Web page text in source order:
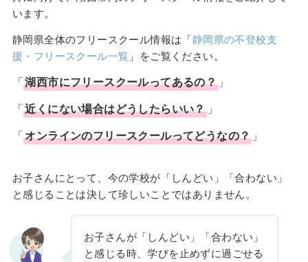
います。
静岡県全体のフリースクール情報は「静岡県の不登校支
援・フリースクール一覧 」をご覧ください。
「湖西市にフリースクールってあるの？ 」
「近くにない場合はどうしたらいい？」
「オンラインのフリースクールってどうなの？ 」
お子さんにとって、今の学校が「しんどい」「合わない」
と感じることは決して珍しいことではありません。
お子さんが「しんどい」「合わない」
と感じる時、学びを止めずに過ごせる